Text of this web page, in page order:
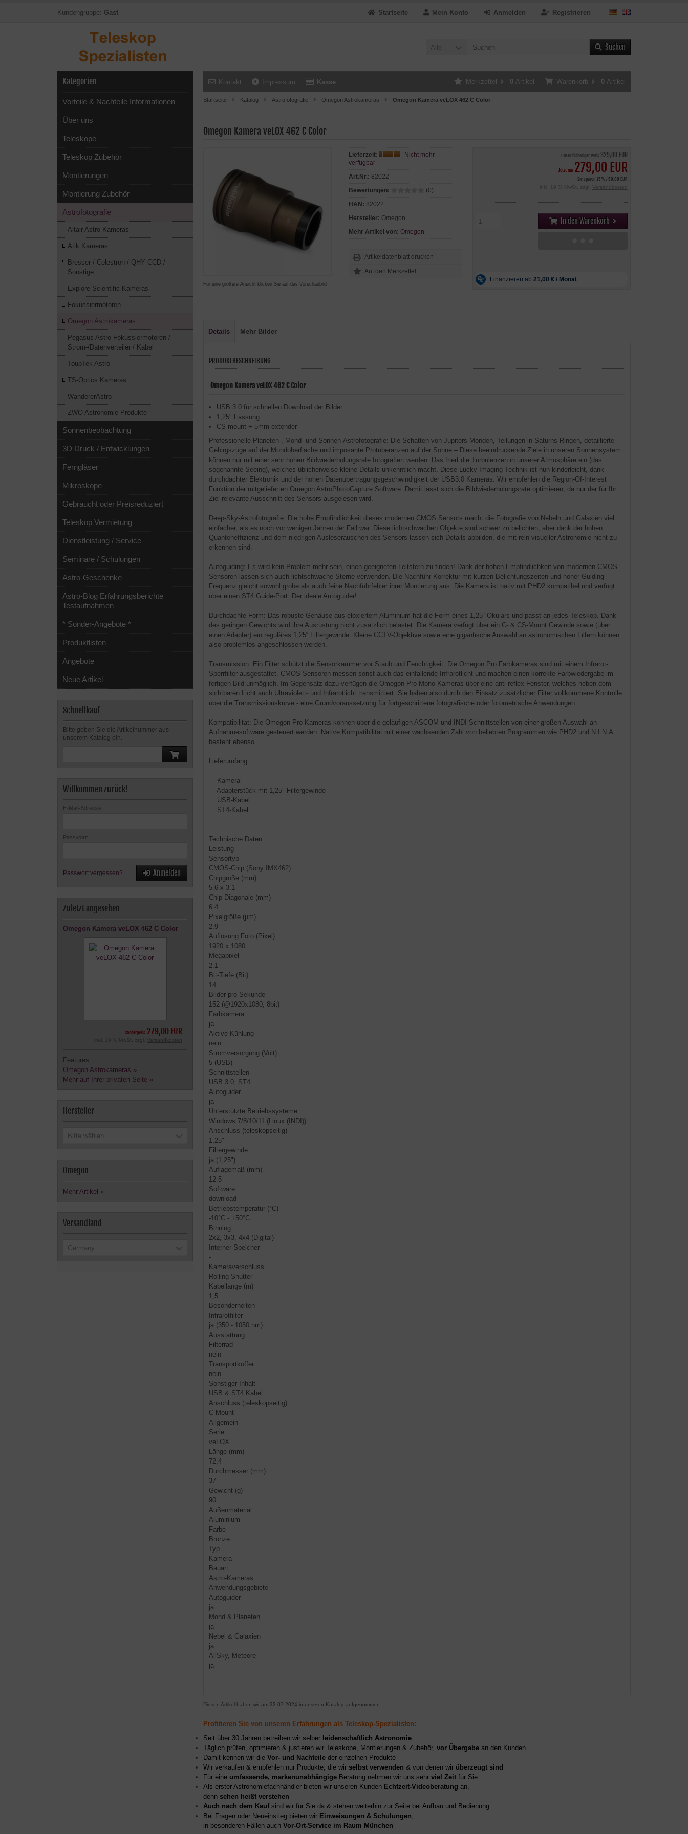
Kundengruppe: Gast Registrieren
Anmelden
Mein Konto
Startseite
Alle Suchen
Kontakt Impressum Kasse Warenkorb 0 Artikel
Merkzettel 0 Artikel
Startseite Katalog Astrofotografie Omegon Astrokameras Omegon Kamera veLOX 462 C Color
Omegon Kamera veLOX 462 C Color
Für eine größere Ansicht klicken Sie auf das Vorschaubild
Unser bisheriger Preis 329,00 EUR
Jetzt nur 279,00 EUR
Sie sparen 15% / 50,00 EUR
inkl. 19 % MwSt. zzgl.
Versandkosten
In den Warenkorb
Lieferzeit:
Nicht mehr
verfügbar
Art.Nr.: 82022
Bewertungen:
(0)
HAN: 82022
Hersteller: Omegon
Mehr Artikel von: Omegon
Artikeldatenblatt drucken
Details Mehr Bilder
PRODUKTBESCHREIBUNG
Omegon Kamera veLOX 462 C Color
USB 3.0 für schnellen Download der Bilder
1,25" Fassung
CS-mount + 5mm extender
Professionelle Planeten-, Mond- und Sonnen-Astrofotografie: Die Schatten von Jupiters Monden, Teilungen in Saturns Ringen, detaillierte
Gebirgszüge auf der Mondoberfläche und imposante Protuberanzen auf der Sonne – Diese beeindruckende Ziele in unseren Sonnensystem
können nur mit einer sehr hohen Bildwiederholungsrate fotografiert werden: Das friert die Turbulenzen in unserer Atmosphäre ein (das
sogenannte Seeing), welches üblicherweise kleine Details unkenntlich macht. Diese Lucky-Imaging Technik ist nun kinderleicht, dank
durchdachter Elektronik und der hohen Datenübertragungsgeschwindigkeit der USB3.0 Kameras. Wir empfehlen die Region-Of-Interest
Funktion der mitgelieferten Omegon AstroPhotoCapture Software: Damit lässt sich die Bildwiederholungsrate optimieren, da nur der für Ihr
Ziel relevante Ausschnitt des Sensors ausgelesen wird.
Deep-Sky-Astrofotografie: Die hohe Empfindlichkeit dieses modernen CMOS Sensors macht die Fotografie von Nebeln und Galaxien viel
einfacher, als es noch vor wenigen Jahren der Fall war. Diese lichtschwachen Objekte sind schwer zu belichten, aber dank der hohen
Quanteneffizienz und dem niedrigen Ausleserauschen des Sensors lassen sich Details abbilden, die mit rein visueller Astronomie nicht zu
erkennen sind.
Autoguiding: Es wird kein Problem mehr sein, einen geeigneten Leitstern zu finden! Dank der hohen Empfindlichkeit von modernen CMOS-
Sensoren lassen sich auch lichtschwache Sterne verwenden. Die Nachführ-Korrektur mit kurzen Belichtungszeiten und hoher Guiding-
Frequenz gleicht sowohl grobe als auch feine Nachführfehler ihrer Montierung aus. Die Kamera ist nativ mit PHD2 kompatibel und verfügt
über einen ST4 Guide-Port: Der ideale Autoguider!
Durchdachte Form: Das robuste Gehäuse aus eloxiertem Aluminium hat die Form eines 1,25“ Okulars und passt an jedes Teleskop. Dank
des geringen Gewichts wird ihre Ausrüstung nicht zusätzlich belastet. Die Kamera verfügt über ein C- & CS-Mount Gewinde sowie (über
einen Adapter) ein reguläres 1,25“ Filtergewinde. Kleine CCTV-Objektive sowie eine gigantische Auswahl an astronomischen Filtern können
also problemlos angeschlossen werden.
Transmission: Ein Filter schützt die Sensorkammer vor Staub und Feuchtigkeit. Die Omegon Pro Farbkameras sind mit einem Infrarot-
Sperrfilter ausgestattet. CMOS Sensoren messen sonst auch das einfallende Infrarotlicht und machen einen korrekte Farbwiedergabe im
fertigen Bild unmöglich. Im Gegensatz dazu verfügen die Omegon Pro Mono-Kameras über eine anti-reflex Fenster, welches neben dem
sichtbaren Licht auch Ultraviolett- und Infrarotlicht transmittiert. Sie haben also durch den Einsatz zusätzlicher Filter vollkommene Kontrolle
über die Transmissionskurve - eine Grundvoraussetzung für fortgeschrittene fotografische oder fotometrische Anwendungen.
Kompatibilität: Die Omegon Pro Kameras können über die geläufigen ASCOM und INDI Schnittstellen von einer großen Auswahl an
Aufnahmesoftware gesteuert werden. Native Kompatibilität mit einer wachsenden Zahl von beliebten Programmen wie PHD2 und N.I.N.A
besteht ebenso.
Lieferumfang:
Kamera
Adapterstück mit 1,25" Filtergewinde
USB-Kabel
ST4-Kabel
Technische Daten
Leistung
Sensortyp
CMOS-Chip (Sony IMX462)
Chipgröße (mm)
5.6 x 3.1
Chip-Diagonale (mm)
6.4
Pixelgröße (µm)
2.9
Auflösung Foto (Pixel)
1920 x 1080
Megapixel
2.1
Bit-Tiefe (Bit)
14
Bilder pro Sekunde
152 (@1920x1080, 8bit)
Farbkamera
ja
Aktive Kühlung
nein
Stromversorgung (Volt)
5 (USB)
Schnittstellen
USB 3.0, ST4
Autoguider
ja
Unterstützte Betriebssysteme
Windows 7/8/10/11 (Linux (INDI))
Anschluss (teleskopseitig)
1,25"
Filtergewinde
ja (1,25")
Auflagemaß (mm)
12.5
Software
download
Betriebstemperatur (°C)
-10°C - +50°C
Binning
2x2, 3x3, 4x4 (Digital)
Interner Speicher
-
Kameraverschluss
Rolling Shutter
Kabellänge (m)
1,5
Besonderheiten
Infrarotfilter
ja (350 - 1050 nm)
Ausstattung
Filterrad
nein
Transportkoffer
nein
Sonstiger Inhalt
USB & ST4 Kabel
Anschluss (teleskopseitig)
C-Mount
Allgemein
Serie
veLOX
Länge (mm)
72,4
Durchmesser (mm)
37
Gewicht (g)
90
Außenmaterial
Aluminium
Farbe
Bronze
Typ
Kamera
Bauart
Astro-Kameras
Anwendungsgebiete
Autoguider
ja
Mond & Planeten
ja
Nebel & Galaxien
ja
AllSky, Meteore
ja
Diesen Artikel haben wir am 22.07.2024 in unseren Katalog aufgenommen.
Profitieren Sie von unseren Erfahrungen als Teleskop-Spezialisten:
Seit über 30 Jahren betreiben wir selber leidenschaftlich Astronomie
Täglich prüfen, optimieren & justieren wir Teleskope, Montierungen & Zubehör, vor Übergabe an den Kunden
Damit kennen wir die Vor- und Nachteile der einzelnen Produkte
Wir verkaufen & empfehlen nur Produkte, die wir selbst verwenden & von denen wir überzeugt sind
Für eine umfassende, markenunabhängige Beratung nehmen wir uns sehr viel Zeit für Sie
Als erster Astronomiefachhändler bieten wir unseren Kunden Echtzeit-Videoberatung an,
denn sehen heißt verstehen
Auch nach dem Kaufsind wir für Sie da & stehen weiterhin zur Seite bei Aufbau und Bedienung
Bei Fragen oder Neueinstieg bieten wir Einweisungen & Schulungen,
in besonderen Fällen auch Vor-Ort-Service im Raum München
Kategorien
Vorteile & Nachteile Informationen
Über uns
Teleskope
Teleskop Zubehör
Montierungen
Montierung Zubehör
Astrofotografie
Altair Astro Kameras
Atik Kameras
Bresser / Celestron / QHY CCD /
Sonstige
Explore Scientific Kameras
Fokussiermotoren
Omegon Astrokameras
Pegasus Astro Fokussiermotoren /
Strom-/Datenverteiler / Kabel
ToupTek Astro
TS-Optics Kameras
WandererAstro
ZWO Astronomie Produkte
Sonnenbeobachtung
3D Druck / Entwicklungen
Ferngläser
Mikroskope
Gebraucht oder Preisreduziert
Teleskop Vermietung
Dienstleistung / Service
Seminare / Schulungen
Astro-Geschenke
Astro-Blog Erfahrungsberichte
Testaufnahmen
* Sonder-Angebote *
Produktlisten
Angebote
Neue Artikel
Schnellkauf
Bitte geben Sie die Artikelnummer aus
unserem Katalog ein.
Willkommen zurück!
E-Mail-Adresse:
Passwort:
Passwort vergessen? Anmelden
Zuletzt angesehen
Omegon Kamera veLOX 462 C Color
Sonderpreis 279,00 EUR
inkl. 19 % MwSt. zzgl.
Features:
Omegon Astrokameras »
Mehr auf Ihrer privaten Seite »
Hersteller
Bitte wählen
Omegon
Mehr Artikel »
Versandland
Germany